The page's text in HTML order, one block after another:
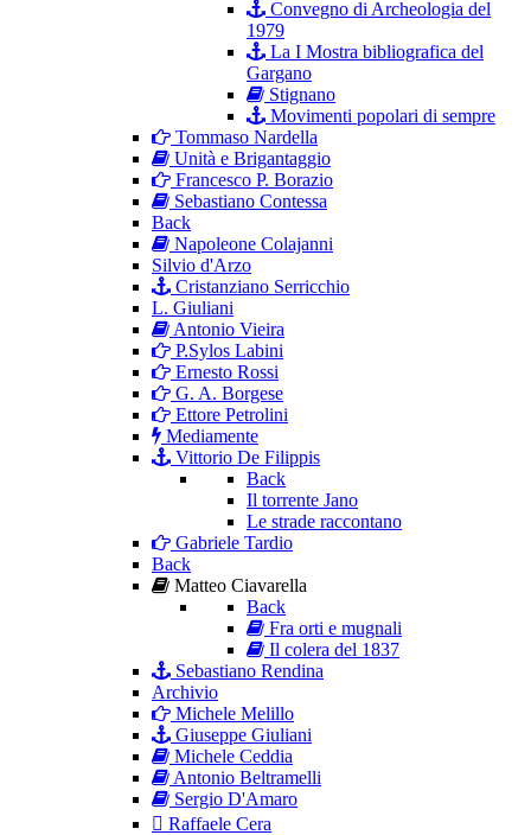
Convegno di Archeologia del
1979
La I Mostra bibliografica del
Gargano
Stignano
Movimenti popolari di sempre
Tommaso Nardella
Unità e Brigantaggio
Francesco P. Borazio
Sebastiano Contessa
Back
Napoleone Colajanni
Silvio d'Arzo
Cristanziano Serricchio
L. Giuliani
Antonio Vieira
P.Sylos Labini
Ernesto Rossi
G. A. Borgese
Ettore Petrolini
Mediamente
Vittorio De Filippis
Back
Il torrente Jano
Le strade raccontano
Gabriele Tardio
Back
Matteo Ciavarella
Back
Fra orti e mugnali
Il colera del 1837
Sebastiano Rendina
Archivio
Michele Melillo
Giuseppe Giuliani
Michele Ceddia
Antonio Beltramelli
Sergio D'Amaro
Raffaele Cera